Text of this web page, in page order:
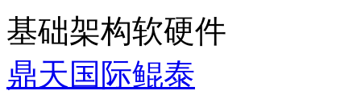
基础架构软硬件
鼎天国际鲲泰